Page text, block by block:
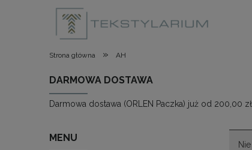
Strona główna » AH
DARMOWA DOSTAWA
Darmowa dostawa (ORLEN Paczka) już od 200,00 zł.
MENU